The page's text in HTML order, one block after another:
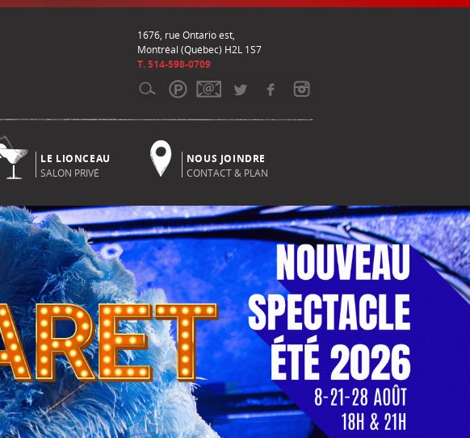
1676, rue Ontario est,
Montréal (Québec) H2L 1S7
T. 514-598-0709
LE LIONCEAU
SALON PRIVÉ
NOUS JOINDRE
CONTACT & PLAN